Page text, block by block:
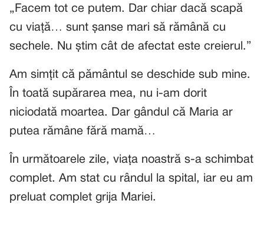
„Facem tot ce putem. Dar chiar dacă scapă
cu viață… sunt șanse mari să rămână cu
sechele. Nu știm cât de afectat este creierul.”
Am simțit că pământul se deschide sub mine.
În toată supărarea mea, nu i-am dorit
niciodată moartea. Dar gândul că Maria ar
putea rămâne fără mamă…
În următoarele zile, viața noastră s-a schimbat
complet. Am stat cu rândul la spital, iar eu am
preluat complet grija Mariei.